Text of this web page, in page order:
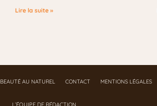
Lire la suite »
BEAUTÉ AU NATUREL CONTACT MENTIONS LÉGALES
L’ÉQUIPE DE RÉDACTION